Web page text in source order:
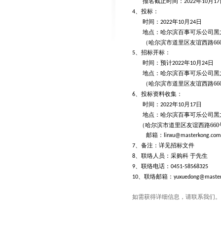
2022 10 17
4、投标：
时间： 2022年10月 24日
地点：哈尔滨百事可乐公司
（哈尔滨市道里区友谊西路
5、招标开标：
时间：预计2022年10月 24日
地点：哈尔滨百事可乐公司
（哈尔滨市道里区友谊西路
6、投标资料收集：
时间： 2022年10月 17日
地点：哈尔滨百事可乐公司
（哈尔滨市道里区友谊西路660
邮箱：
7、备注：详见招标文件
8、联络人员：采购科 于先生
9、联络电话： 0451-58568325
10、联络邮箱：
如需获得详细信息，请联系我们。